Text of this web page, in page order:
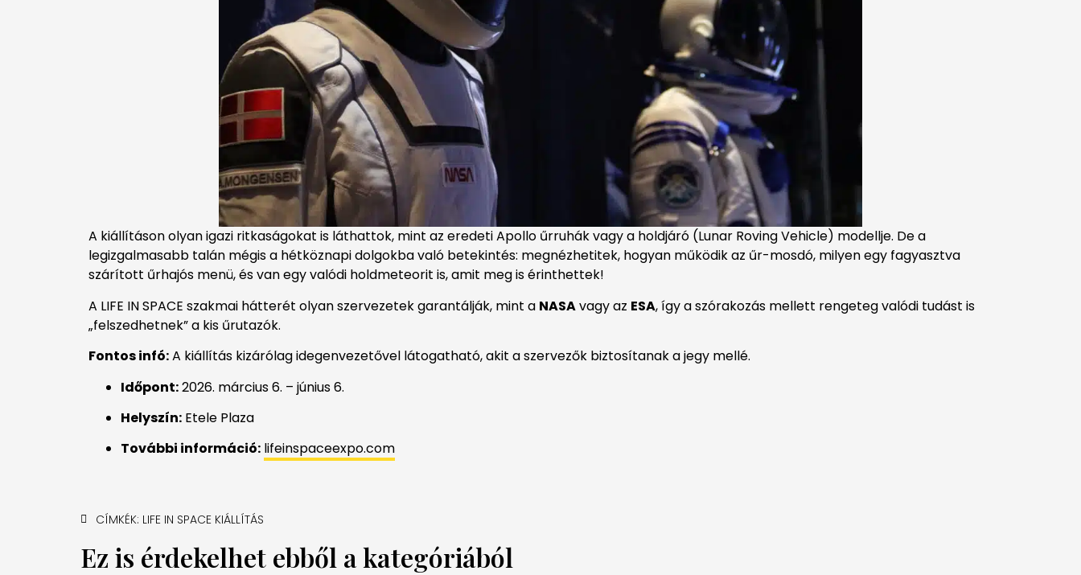
A kiállításon olyan igazi ritkaságokat is láthattok, mint az eredeti Apollo űrruhák vagy a holdjáró (Lunar Roving Vehicle) modellje. De a
legizgalmasabb talán mégis a hétköznapi dolgokba való betekintés: megnézhetitek, hogyan működik az űr-mosdó, milyen egy fagyasztva
szárított űrhajós menü, és van egy valódi holdmeteorit is, amit meg is érinthettek!
A LIFE IN SPACE szakmai hátterét olyan szervezetek garantálják, mint a NASAvagy az ESA, így a szórakozás mellett rengeteg valódi tudást is
„felszedhetnek” a kis űrutazók.
Fontos infó:A kiállítás kizárólag idegenvezetővel látogatható, akit a szervezők biztosítanak a jegy mellé.
Időpont:2026. március 6. – június 6.
Helyszín: Etele Plaza
További információ: lifeinspaceexpo.com
CÍMKÉK: LIFE IN SPACE KIÁLLÍTÁS
Ez is érdekelhet ebből a kategóriából